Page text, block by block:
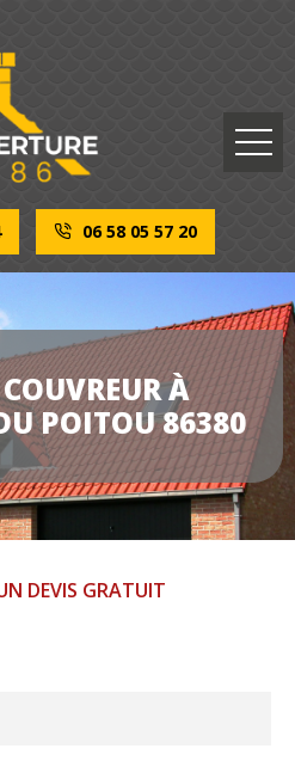
06 58 05 57 20
À
POITOU 86380
DEVIS GRATUIT